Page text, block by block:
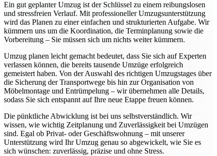
Ein gut geplanter Umzug ist der Schlüssel zu einem reibungslosen
und stressfreien Verlauf. Mit professioneller Umzugsunterstützung
wird das Planen zu einer einfachen und strukturierten Aufgabe. Wir
kümmern uns um die Koordination, die Terminplanung sowie die
Vorbereitung – Sie müssen sich um nichts weiter kümmern.
Umzug planen leicht gemacht bedeutet, dass Sie sich auf Experten
verlassen können, die bereits tausende Umzüge erfolgreich
gemeistert haben. Von der Auswahl des richtigen Umzugstages über
die Sicherung der Transportwege bis hin zur Organisation von
Möbelmontage und Entrümpelung – wir übernehmen alle Details,
sodass Sie sich entspannt auf Ihre neue Etappe freuen können.
Die pünktliche Abwicklung ist bei uns selbstverständlich. Wir
wissen, wie wichtig Zeitplanung und Zuverlässigkeit bei Umzügen
sind. Egal ob Privat- oder Geschäftswohnung – mit unserer
Unterstützung wird Ihr Umzug genau so abgewickelt, wie Sie es
sich wünschen: zuverlässig, präzise und ohne Stress.